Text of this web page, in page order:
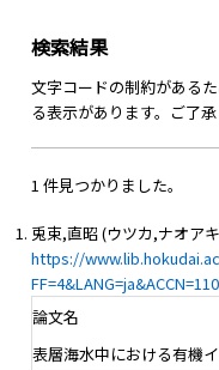
検索結果
文字コードの制約がある
る表示があります。ご了承
1 件見つかりました。
兎束,直昭 (ウツカ,ナオア
https://
論文名
表層海水中における有機